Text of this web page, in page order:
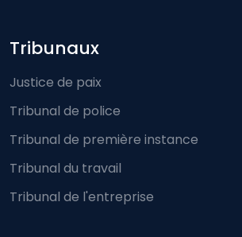
Footer-menu
Tribunaux
Justice de paix
Tribunal de police
Tribunal de première instance
Tribunal du travail
Tribunal de l'entreprise